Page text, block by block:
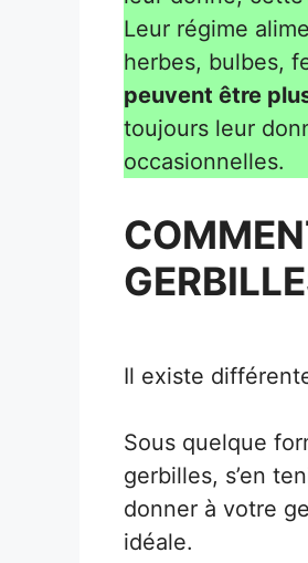
Leur régime
herbes, bulbes,
peuvent être
toujours leur
occasionnelles.
Il existe
Sous quelque
gerbilles, s’en
donner à votre
idéale.